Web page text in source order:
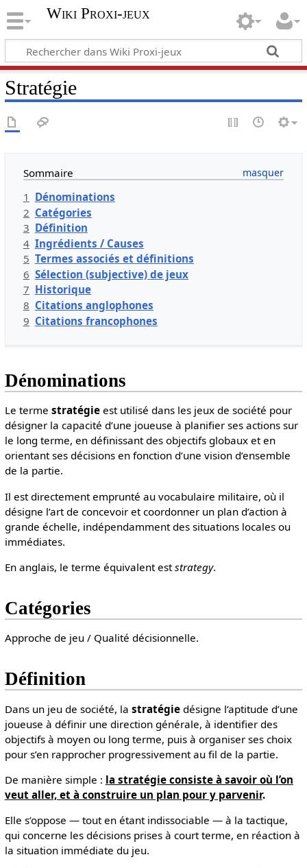
Wiki Proxi-jeux
Stratégie
Sommaire
1 Dénominations
2 Catégories
3 Définition
4 Ingrédients / Causes
5 Termes associés et définitions
6 Sélection (subjective) de jeux
7 Historique
8 Citations anglophones
9 Citations francophones
Dénominations
Le terme stratégieest utilisé dans les jeux de société pour
désigner la capacité d’une joueuse à planifier ses actions sur
le long terme, en définissant des objectifs globaux et en
orientant ses décisions en fonction d’une vision d’ensemble
de la partie.
Il est directement emprunté au vocabulaire militaire, où il
désigne l’art de concevoir et coordonner un plan d’action à
grande échelle, indépendamment des situations locales ou
immédiates.
En anglais, le terme équivalent eststrategy.
Catégories
Approche de jeu / Qualité décisionnelle.
Définition
Dans un jeu de société, la stratégiedésigne l’aptitude d’une
joueuse à définir une direction générale, à identifier des
objectifs à moyen ou long terme, puis à organiser ses choix
pour s’en rapprocher progressivement au fil de la partie.
De manière simple : la stratégie consiste à savoir où l’on
veut aller, et à construire un plan pour y parvenir.
Elle s’oppose — tout en étant indissociable — à la tactique,
qui concerne les décisions prises à court terme, en réaction à
la situation immédiate du jeu.